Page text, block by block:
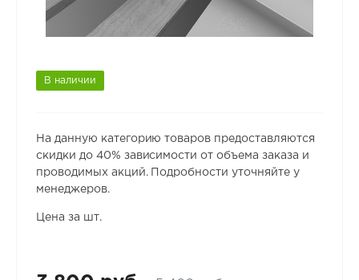
В наличии
На данную категорию товаров предоставляются
скидки до 40% зависимости от объема заказа и
проводимых акций. Подробности уточняйте у
менеджеров.
Цена за шт.